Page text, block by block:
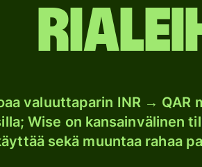
valuuttaparin INR → QAR
Wise on kansainvälinen
sekä muuntaa rahaa